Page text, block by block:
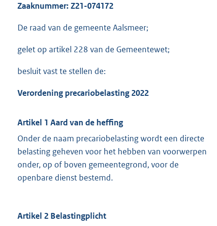
Zaaknummer: Z21-074172
De raad van de gemeente Aalsmeer;
gelet op artikel 228 van de Gemeentewet;
besluit vast te stellen de:
Verordening precariobelasting 2022
Artikel 1 Aard van de heffing
Onder de naam precariobelasting wordt een directe
belasting geheven voor het hebben van voorwerpen
onder, op of boven gemeentegrond, voor de
openbare dienst bestemd.
Artikel 2 Belastingplicht